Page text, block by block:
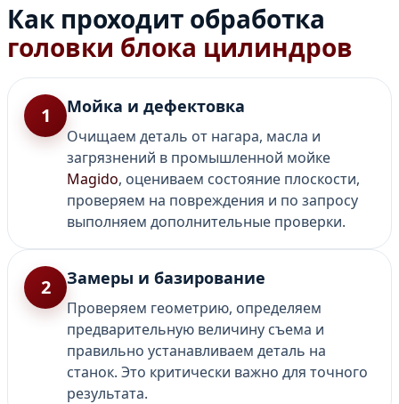
Как проходит обработка
головки блока цилиндров
1 Мойка и дефектовка
Очищаем деталь от нагара, масла и
загрязнений в промышленной мойке
Magido, оцениваем состояние плоскости,
проверяем на повреждения и по запросу
выполняем дополнительные проверки.
2 Замеры и базирование
Проверяем геометрию, определяем
предварительную величину съема и
правильно устанавливаем деталь на
станок. Это критически важно для точного
результата.